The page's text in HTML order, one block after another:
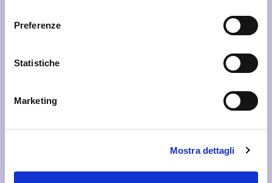
Preferenze
Statistiche
Marketing
Mostra dettagli
...